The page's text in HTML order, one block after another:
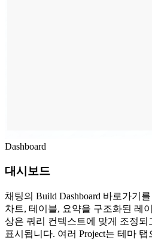
Dashboard
대시보드
채팅의 Build Dashboard 바로가기
차트, 테이블, 요약을 구조화된 레
상은 쿼리 컨텍스트에 맞게 조정되
표시됩니다. 여러 Project는 테마